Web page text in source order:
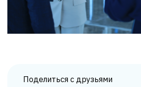
Поделиться с друзьями